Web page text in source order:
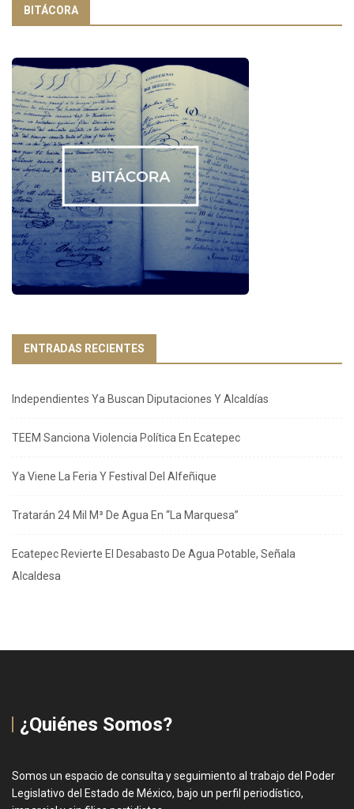
BITÁCORA
ENTRADAS RECIENTES
Independientes Ya Buscan Diputaciones Y Alcaldías
TEEM Sanciona Violencia Política En Ecatepec
Ya Viene La Feria Y Festival Del Alfeñique
Tratarán 24 Mil M³ De Agua En “La Marquesa”
Ecatepec Revierte El Desabasto De Agua Potable, Señala
Alcaldesa
¿Quiénes Somos?
Somos un espacio de consulta y seguimiento al trabajo del Poder
Legislativo del Estado de México, bajo un perfil periodístico,